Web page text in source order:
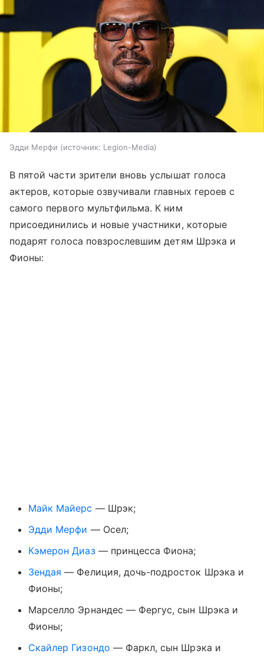
Эдди Мерфи источник: Legion-Media
В пятой части зрители вновь услышат голоса
актеров, которые озвучивали главных героев с
самого первого мультфильма. К ним
присоединились и новые участники, которые
подарят голоса повзрослевшим детям Шрэка и
Фионы:
Майк Майерс — Шрэк;
Эдди Мерфи — Осел;
Кэмерон Диаз— принцесса Фиона;
Зендая — Фелиция, дочь-подросток Шрэка и
Фионы;
Марселло Эрнандес — Фергус, сын Шрэка и
Фионы;
Скайлер Гизондо — Фаркл, сын Шрэка и